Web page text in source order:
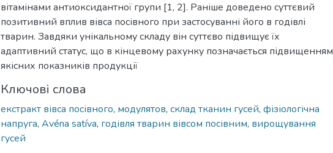
вітамінами антиоксидантної групи [1, 2]. Раніше доведено суттєвий
позитивний вплив вівса посівного при застосуванні його в годівлі
тварин. Завдяки унікальному складу він суттєво підвищує їх
адаптивний статус, що в кінцевому рахунку позначається підвищенням
якісних показників продукції
Ключові слова
екстракт вівса посівного, модулятов, склад тканин гусей, фізіологічна
напруга, Avéna satíva, годівля тварин вівсом посівним, вирощування
гусей